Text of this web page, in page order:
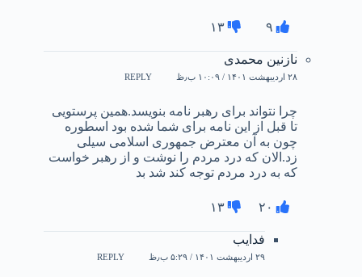
۹ ۱۳
نازنین محمدی
۲۸ اردیبهشت ۱۴۰۱ / ۱۰:۰۹ ب٫ظ REPLY
چرا نتواند برای رهبر نامه بنویسد.همین پرستویی
تا قبل از این نامه برای شما شده بود اسطوره
چون به آن معترض جمهوری اسلامی سیلی
زد.الان که درد مردم را نوشت و از رهبر خواست
که به درد مردم توجه کند شد بد
۲۰ ۱۳
فدایب
۲۹ اردیبهشت ۱۴۰۱ / ۵:۲۹ ب٫ظ REPLY